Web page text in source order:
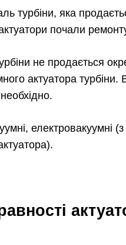
турбіни, яка
почали
не продається
актуатора
електровакуумні